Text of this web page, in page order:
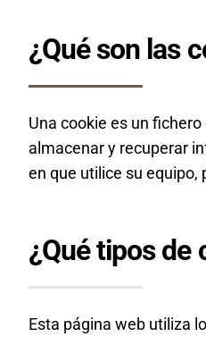
¿Qué son las
Una cookie es un
almacenar y recuperar
en que utilice su equipo,
¿Qué tipos de
Esta página web utiliza